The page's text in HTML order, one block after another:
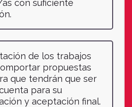
con suficiente
de los trabajos
propuestas
que tendrán que ser
para su
y aceptación final.